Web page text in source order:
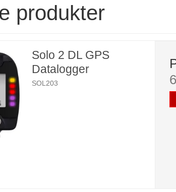
produkter
Solo 2 DL GPS
Datalogger
SOL203